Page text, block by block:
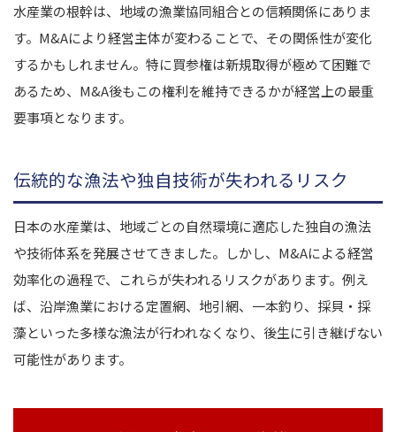
水産業の根幹は、地域の漁業協同組合との信頼関係にありま
す。M&Aにより経営主体が変わることで、その関係性が変化
するかもしれません。特に買参権は新規取得が極めて困難で
あるため、M&A後もこの権利を維持できるかが経営上の最重
要事項となります。
伝統的な漁法や独自技術が失われるリスク
日本の水産業は、地域ごとの自然環境に適応した独自の漁法
や技術体系を発展させてきました。しかし、M&Aによる経営
効率化の過程で、これらが失われるリスクがあります。例え
ば、沿岸漁業における定置網、地引網、一本釣り、採貝・採
藻といった多様な漁法が行われなくなり、後生に引き継げない
可能性があります。